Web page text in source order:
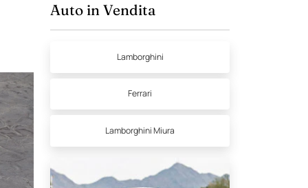
Auto in Vendita
Lamborghini
Ferrari
Lamborghini Miura